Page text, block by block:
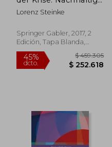
Pr-Werkzeuge für
Schwierige Zeiten (en
Lorenz Steinke
Springer Gabler, 2017, 2
Edición, Tapa Blanda,
Nuevo